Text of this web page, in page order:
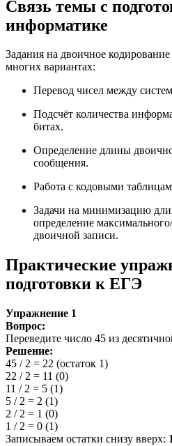
Связь темы с
информатике
Задания на двоичное
многих вариантах:
Перевод чисел между
Подсчёт количества
битах.
Определение длины
сообщения.
Работа с кодовыми
Задачи на минимизацию
определение
двоичной записи.
Практические
подготовки к ЕГЭ
Упражнение 1
Вопрос:
Переведите число 45 из
Решение:
45 / 2 = 22 (остаток 1)
22 / 2 = 11 (0)
11 / 2 = 5 (1)
5 / 2 = 2 (1)
2 / 2 = 1 (0)
1 / 2 = 0 (1)
Записываем остатки снизу вверх: